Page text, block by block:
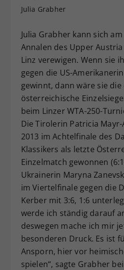
Julia Grabher
Julia Grabher kann sich
Annalen des Upper Austria
Linz verewigen. Wenn sie
gegen die US-
gewinnt, dann wäre sie die
österreichische
beim Linzer WTA-250-
Die Tirolerin Patricia
2013 im Achtelfinale des
Klassikers als letzte
Einzelmatch gewonnen
Ukrainerin Maryna
im Viertelfinale gegen die
Kerber mit 3:6, 1:6
werde ich ständig darauf
deswegen mache ich mir
besonderen Druck. Es ist
Ansporn, hier vor
spielen“, sagte Grabher
Zweck
zufällig
historische
vorgenommen
Webseiten-
hat.